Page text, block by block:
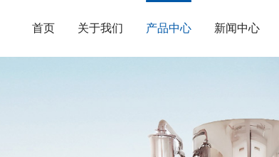
首页 关于我们 产品中心 新闻中心